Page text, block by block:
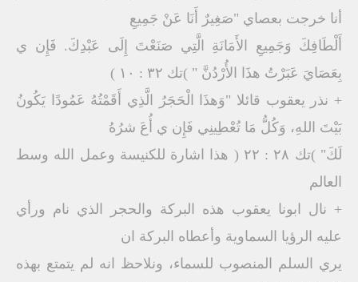
أنا خرجت بعصاي "صَغِيرٌ أَنَا عَنْ جَمِيعِ
أَلْطَافِكَ وَجَمِيعِ الأَمَانَةِ الَّتِي صَنَعْتَ إِلَى عَبْدِكَ. فَإِن ي
بِعَصَايَ عَبَرْتُ هذَا الأُرْدُنَّ " )تك ٣٢ : ١٠ )
+ نذر يعقوب قائلا "وَهذَا الْحَجَرُ الَّذِي أَقَمْتُهُ عَمُودًا يَكُونُ
بَيْتَ اللهِ، وَكُلُّ مَا تُعْطِينِي فَإِن ي أُعَ شرُهُ
لَكَ" )تك ٢٨ : ٢٢ ( هذا اشارة للكنيسة وعمل الله وسط
العالم
+ نال ابونا يعقوب هذه البركة والحجر الذي نام ورأي
عليه الرؤيا السماوية وأعطاه البركة ان
يري السلم المنصوب للسماء، ونلاحظ انه لم يتمتع بهذه